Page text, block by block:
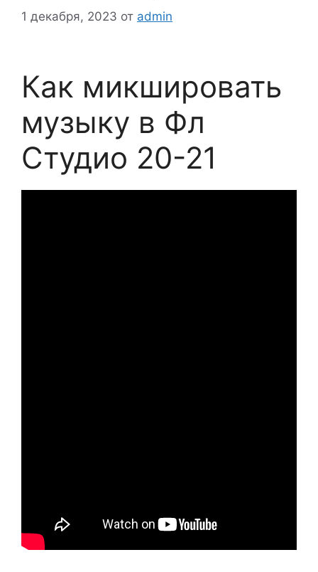
1 декабря, 2023 от admin
Как микшировать
музыку в Фл
Студио 20-21